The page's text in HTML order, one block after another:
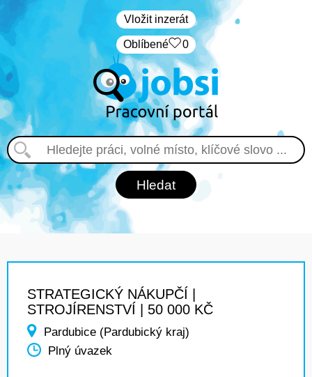
Vložit inzerát
Oblíbené 0
STRATEGICKÝ NÁKUPČÍ |
STROJÍRENSTVÍ | 50 000 KČ
Pardubice (Pardubický kraj)
Plný úvazek